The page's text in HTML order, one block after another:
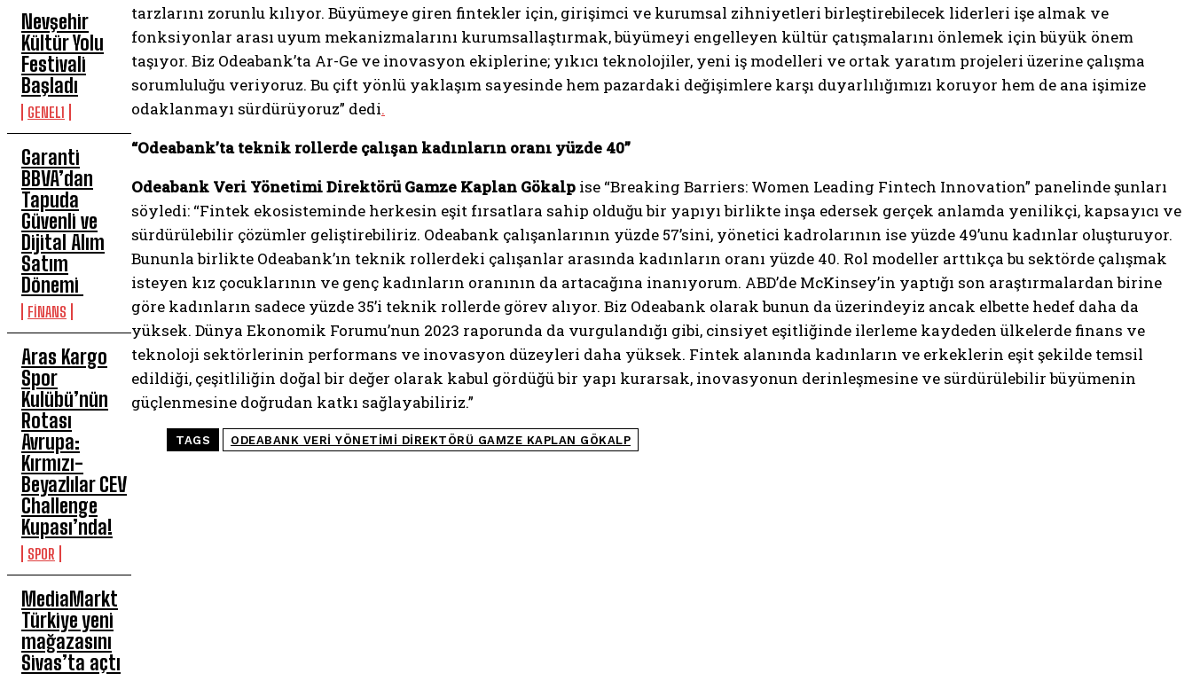
Nevşehir
Kültür Yolu
Festivali
Başladı
GENEL1
Garanti
BBVA’dan
Tapuda
Güvenli ve
Dijital Alım
Satım
Dönemi
FİNANS
Aras Kargo
Spor
Kulübü’nün
Rotası
Avrupa:
Kırmızı-
Beyazlılar CEV
Challenge
Kupası’nda!
SPOR
MediaMarkt
Türkiye yeni
mağazasını
Sivas’ta açtı
tarzlarını zorunlu kılıyor. Büyümeye giren fintekler için, girişimci ve kurumsal zihniyetleri birleştirebilecek liderleri işe almak ve
fonksiyonlar arası uyum mekanizmalarını kurumsallaştırmak, büyümeyi engelleyen kültür çatışmalarını önlemek için büyük önem
taşıyor. Biz Odeabank’ta Ar-Ge ve inovasyon ekiplerine; yıkıcı teknolojiler, yeni iş modelleri ve ortak yaratım projeleri üzerine çalışma
sorumluluğu veriyoruz. Bu çift yönlü yaklaşım sayesinde hem pazardaki değişimlere karşı duyarlılığımızı koruyor hem de ana işimize
odaklanmayı sürdürüyoruz” dedi.
“Odeabank’ta teknik rollerde çalışan kadınların oranı yüzde 40”
Odeabank Veri Yönetimi Direktörü Gamze Kaplan Gökalp ise “Breaking Barriers: Women Leading Fintech Innovation” panelinde şunları
söyledi: “Fintek ekosisteminde herkesin eşit fırsatlara sahip olduğu bir yapıyı birlikte inşa edersek gerçek anlamda yenilikçi, kapsayıcı ve
sürdürülebilir çözümler geliştirebiliriz. Odeabank çalışanlarının yüzde 57’sini, yönetici kadrolarının ise yüzde 49’unu kadınlar oluşturuyor.
Bununla birlikte Odeabank’ın teknik rollerdeki çalışanlar arasında kadınların oranı yüzde 40. Rol modeller arttıkça bu sektörde çalışmak
isteyen kız çocuklarının ve genç kadınların oranının da artacağına inanıyorum. ABD’de McKinsey’in yaptığı son araştırmalardan birine
göre kadınların sadece yüzde 35’i teknik rollerde görev alıyor. Biz Odeabank olarak bunun da üzerindeyiz ancak elbette hedef daha da
yüksek. Dünya Ekonomik Forumu’nun 2023 raporunda da vurgulandığı gibi, cinsiyet eşitliğinde ilerleme kaydeden ülkelerde finans ve
teknoloji sektörlerinin performans ve inovasyon düzeyleri daha yüksek. Fintek alanında kadınların ve erkeklerin eşit şekilde temsil
edildiği, çeşitliliğin doğal bir değer olarak kabul gördüğü bir yapı kurarsak, inovasyonun derinleşmesine ve sürdürülebilir büyümenin
güçlenmesine doğrudan katkı sağlayabiliriz.”
TAGS ODEABANK VERI YÖNETIMI DIREKTÖRÜ GAMZE KAPLAN GÖKALP